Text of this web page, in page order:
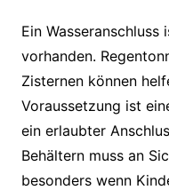
Ein
vorhanden.
Zisternen können
Voraussetzung ist
ein erlaubter
Behältern muss an
besonders wenn